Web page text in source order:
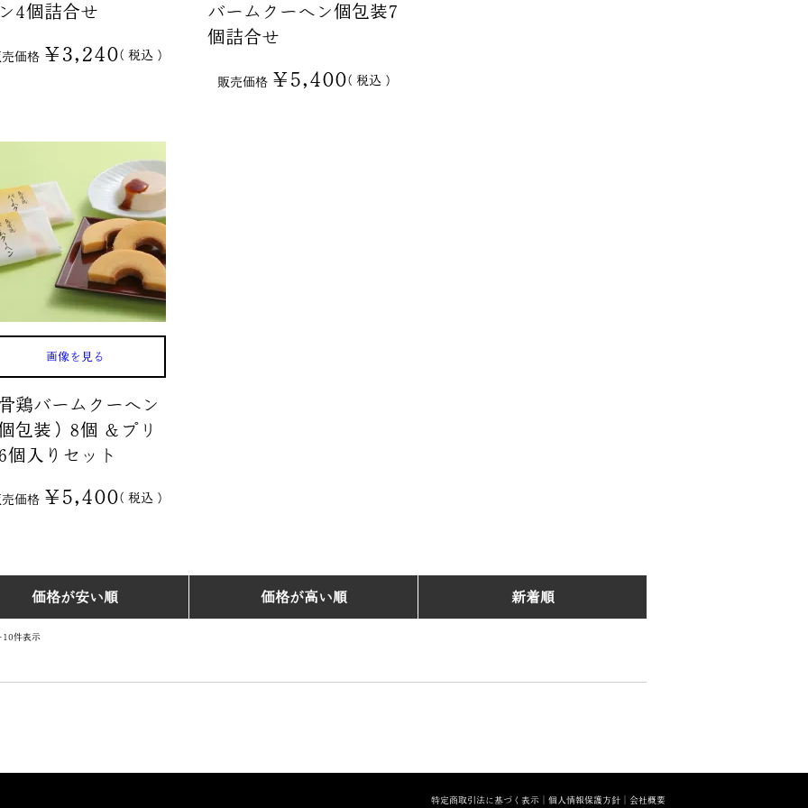
4個詰合せ
価格 ¥3,240 税込
バームクーヘン個包装7
個詰合せ
販売価格 ¥5,400 税込
画像を見る
鶏バームクーヘン
包装）8個 ＆プリ
個入りセット
価格 ¥5,400 税込
価格が安い順 価格が高い順 新着順
10件表示
特定商取引法に基づく表示 個人情報保護方針 会社概要